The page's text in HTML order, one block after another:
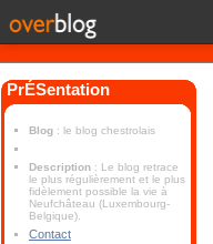
PrÉSentation
Blog : le blog chestrolais
Description : Le blog retrace
le plus régulièrement et le plus
fidèlement possible la vie à
Neufchâteau (Luxembourg-
Belgique).
Contact